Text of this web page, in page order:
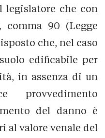
legislatore che con
90 (Legge
che, nel caso
edificabile per
in assenza di un
provvedimento
del danno è
al valore venale del